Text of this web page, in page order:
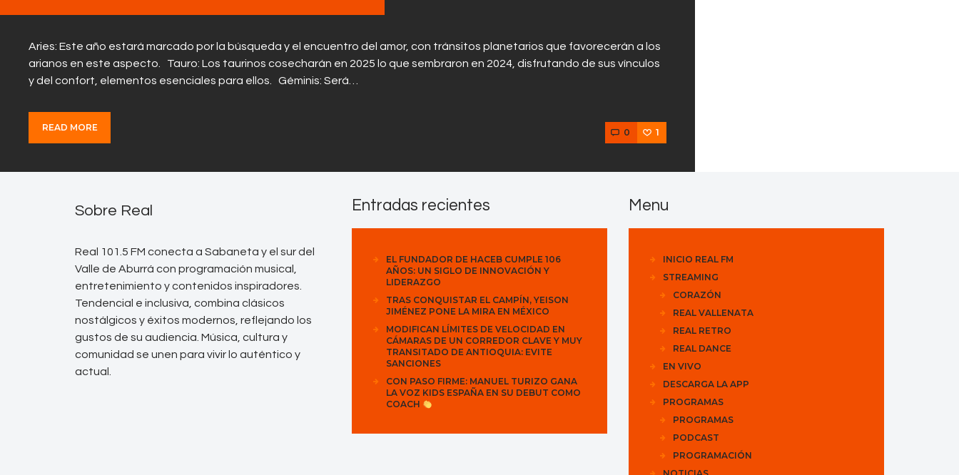
Aries: Este año estará marcado por la búsqueda y el encuentro del amor, con tránsitos planetarios que favorecerán a los
arianos en este aspecto. Tauro: Los taurinos cosecharán en 2025 lo que sembraron en 2024, disfrutando de sus vínculos
y del confort, elementos esenciales para ellos. Géminis: Será…
READ MORE 0 1
Sobre Real
Real 101.5 FM conecta a Sabaneta y el sur del
Valle de Aburrá con programación musical,
entretenimiento y contenidos inspiradores.
Tendencial e inclusiva, combina clásicos
nostálgicos y éxitos modernos, reflejando los
gustos de su audiencia. Música, cultura y
comunidad se unen para vivir lo auténtico y
actual.
Entradas recientes
EL FUNDADOR DE HACEB CUMPLE 106
AÑOS: UN SIGLO DE INNOVACIÓN Y
LIDERAZGO
TRAS CONQUISTAR EL CAMPÍN, YEISON
JIMÉNEZ PONE LA MIRA EN MÉXICO
MODIFICAN LÍMITES DE VELOCIDAD EN
CÁMARAS DE UN CORREDOR CLAVE Y MUY
TRANSITADO DE ANTIOQUIA: EVITE
SANCIONES
CON PASO FIRME: MANUEL TURIZO GANA
LA VOZ KIDS ESPAÑA EN SU DEBUT COMO
COACH
Menu
INICIO REAL FM
STREAMING
CORAZÓN
REAL VALLENATA
REAL RETRO
REAL DANCE
EN VIVO
DESCARGA LA APP
PROGRAMAS
PROGRAMAS
PODCAST
PROGRAMACIÓN